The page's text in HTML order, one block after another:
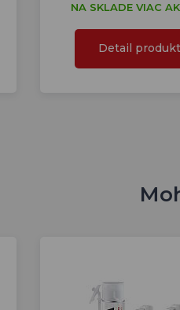
NA SKLADE VIAC
Detail